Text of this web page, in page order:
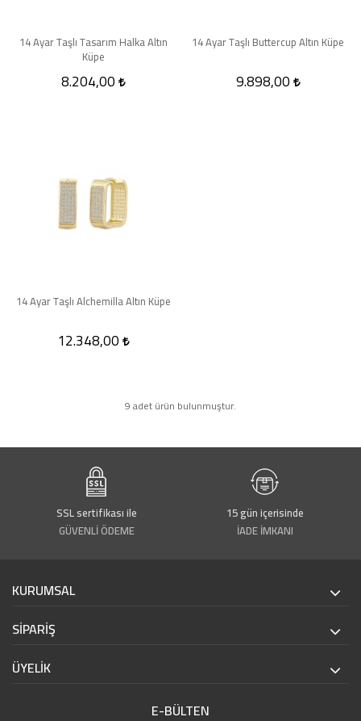
14 Ayar Taşlı Tasarım Halka Altın
Küpe
8.204,00
14 Ayar Taşlı Buttercup Altın Küpe
9.898,00
14 Ayar Taşlı Alchemilla Altın Küpe
12.348,00
9 adet ürün bulunmuştur.
SSL sertifikası ile
GÜVENLİ ÖDEME
15 gün içerisinde
İADE İMKANI
KURUMSAL
SİPARİŞ
ÜYELİK
E-BÜLTEN